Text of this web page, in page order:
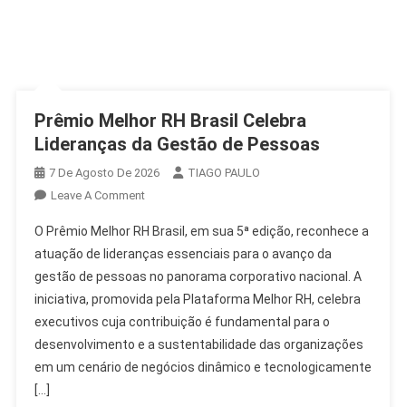
Prêmio Melhor RH Brasil Celebra
Lideranças da Gestão de Pessoas
7 De Agosto De 2026
TIAGO PAULO
Leave A CommentOn
Melhor
RH
Brasil
Celebra
Lideranças
Da
Gestão
O Prêmio Melhor RH Brasil, em sua 5ª edição, reconhece a
atuação de lideranças essenciais para o avanço da
gestão de pessoas no panorama corporativo nacional. A
iniciativa, promovida pela Plataforma Melhor RH, celebra
executivos cuja contribuição é fundamental para o
desenvolvimento e a sustentabilidade das organizações
em um cenário de negócios dinâmico e tecnologicamente
[…]